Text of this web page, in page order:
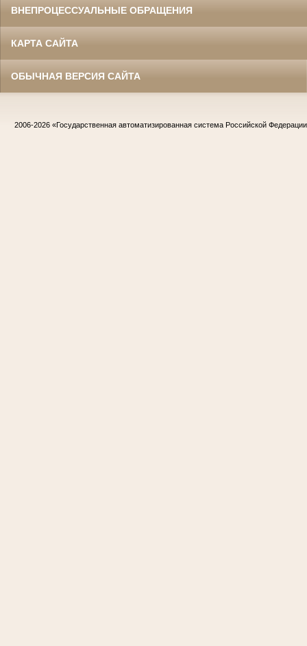
ВНЕПРОЦЕССУАЛЬНЫЕ ОБРАЩЕНИЯ
КАРТА САЙТА
ОБЫЧНАЯ ВЕРСИЯ САЙТА
2006-2026 «Государственная автоматизированная система Российской